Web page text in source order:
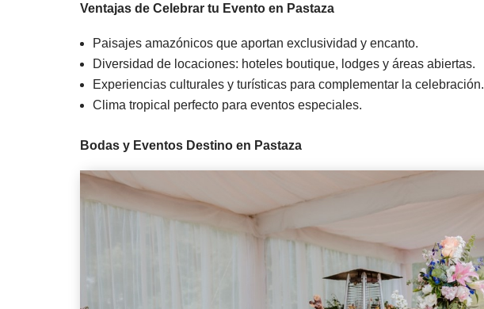
Ventajas de Celebrar tu Evento en Pastaza
Paisajes amazónicos que aportan exclusividad y encanto.
Diversidad de locaciones: hoteles boutique, lodges y áreas abiertas.
Experiencias culturales y turísticas para complementar la celebración.
Clima tropical perfecto para eventos especiales.
Bodas y Eventos Destino en Pastaza